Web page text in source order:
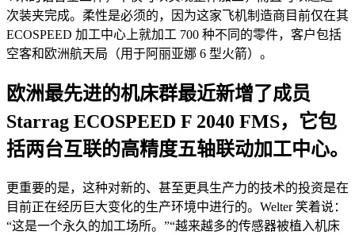
次装夹完成。柔性是必须的，因为这家飞机制造商目前仅在其
ECOSPEED 加工中心上就加工 700 种不同的零件，客户包括
空客和欧洲航天局（用于阿丽亚娜 6 型火箭）。
欧洲最先进的机床群最近新增了成员
Starrag ECOSPEED F 2040 FMS，它包
括两台互联的高精度五轴联动加工中心。
更重要的是，这种对新的、甚至更具生产力的技术的投资是在
目前正在经历巨大变化的生产环境中进行的。Welter 笑着说：
“这是一个永久的加工场所。”“越来越多的传感器被植入机床